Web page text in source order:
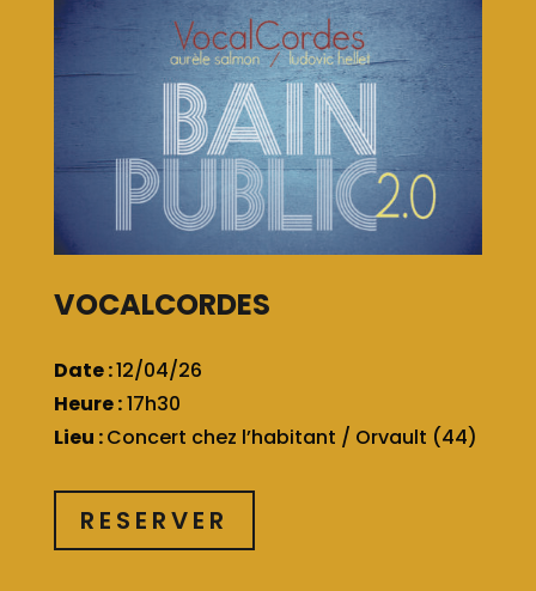
VOCALCORDES
Date :12/04/26
Heure :17h30
Lieu :Concert chez l’habitant / Orvault (44)
RESERVER